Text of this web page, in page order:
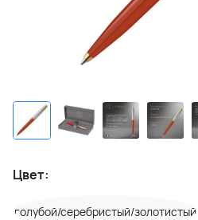
Цвет:
голубой/серебристый/золотистый